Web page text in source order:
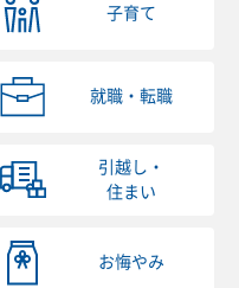
子育て
就職・転職
引越し・
住まい
お悔やみ